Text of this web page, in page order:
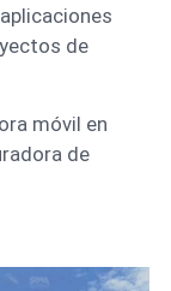
de
móvil en
de